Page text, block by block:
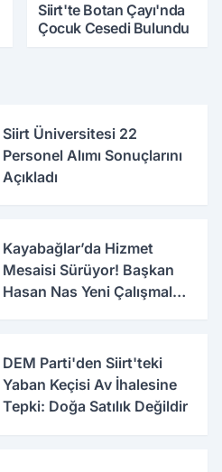
Siirt'te Botan Çayı'nda
Çocuk Cesedi Bulundu
Siirt Üniversitesi 22
Personel Alımı Sonuçlarını
Açıkladı
Kayabağlar’da Hizmet
Mesaisi Sürüyor! Başkan
Hasan Nas Yeni Çalışmaları
DEM Parti'den Siirt'teki
Yaban Keçisi Av İhalesine
Tepki: Doğa Satılık Değildir